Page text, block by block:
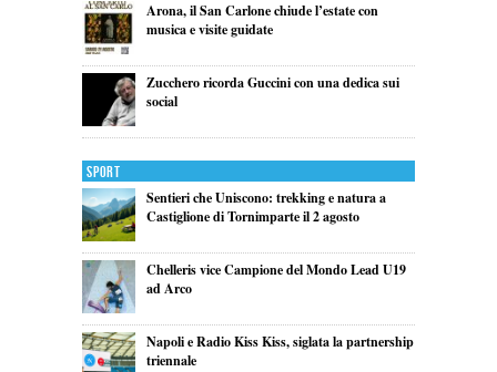
Arona, il San Carlone chiude l’estate con
musica e visite guidate
Zucchero ricorda Guccini con una dedica sui
social
Sport
Sentieri che Uniscono: trekking e natura a
Castiglione di Tornimparte il 2 agosto
Chelleris vice Campione del Mondo Lead U19
ad Arco
Napoli e Radio Kiss Kiss, siglata la partnership
triennale